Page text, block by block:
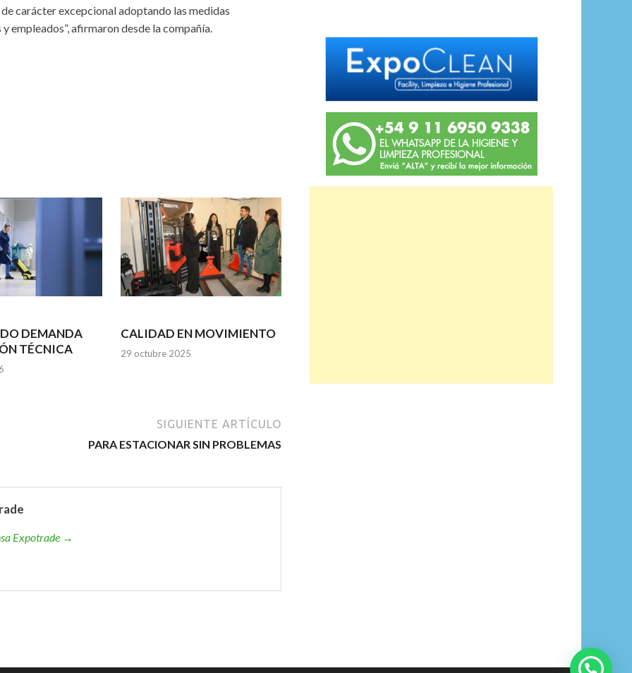
carácter excepcional adoptando las medidas
empleados”, afirmaron desde la compañía.
DEMANDA
TÉCNICA
CALIDAD EN MOVIMIENTO
29 octubre 2025
SIGUIENTE ARTÍCULO
PARA ESTACIONAR SIN PROBLEMAS
Expotrade →